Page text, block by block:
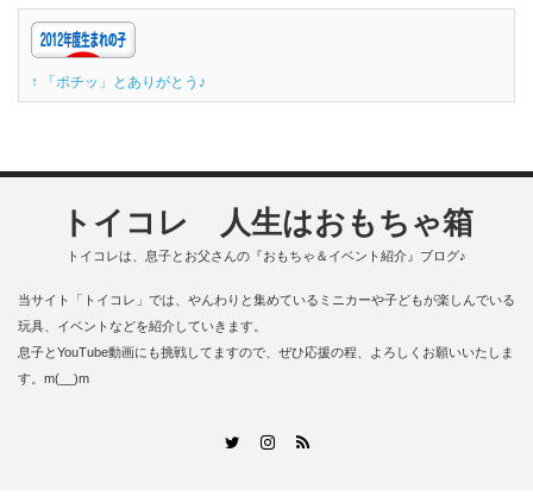
↑ 「ポチッ」とありがとう♪
トイコレ 人生はおもちゃ箱
トイコレは、息子とお父さんの『おもちゃ＆イベント紹介』ブログ♪
当サイト「トイコレ」では、やんわりと集めているミニカーや子どもが楽しんでいる
玩具、イベントなどを紹介していきます。
息子とYouTube動画にも挑戦してますので、ぜひ応援の程、よろしくお願いいたしま
す。m(__)m
TwitterInstagram